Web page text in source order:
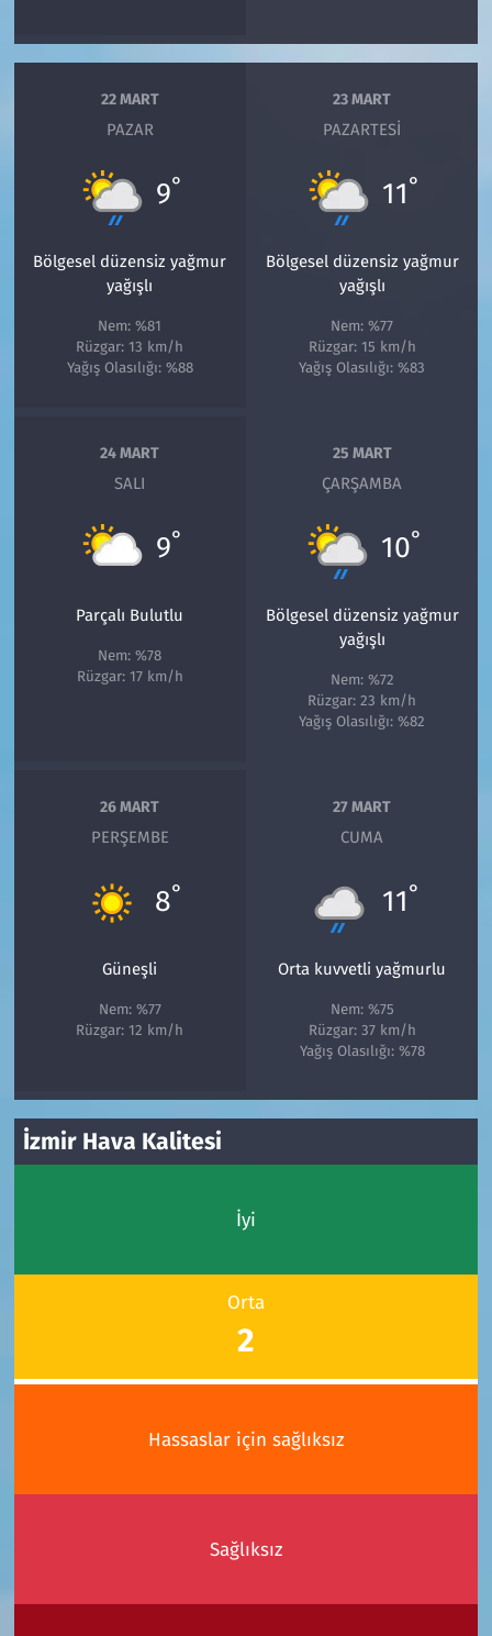
22 MART
PAZAR
9°
Bölgesel düzensiz yağmur
yağışlı
Nem: %81
Rüzgar: 13 km/h
Yağış Olasılığı: %88
23 MART
PAZARTESI
11°
Bölgesel düzensiz yağmur
yağışlı
Nem: %77
Rüzgar: 15 km/h
Yağış Olasılığı: %83
24 MART
SALI
9°
Parçalı Bulutlu
Nem: %78
Rüzgar: 17 km/h
25 MART
ÇARŞAMBA
10°
Bölgesel düzensiz yağmur
yağışlı
Nem: %72
Rüzgar: 23 km/h
Yağış Olasılığı: %82
26 MART
PERŞEMBE
8°
Güneşli
Nem: %77
Rüzgar: 12 km/h
27 MART
CUMA
11°
Orta kuvvetli yağmurlu
Nem: %75
Rüzgar: 37 km/h
Yağış Olasılığı: %78
İzmir Hava Kalitesi
İyi
Orta
2
Hassaslar için sağlıksız
Sağlıksız